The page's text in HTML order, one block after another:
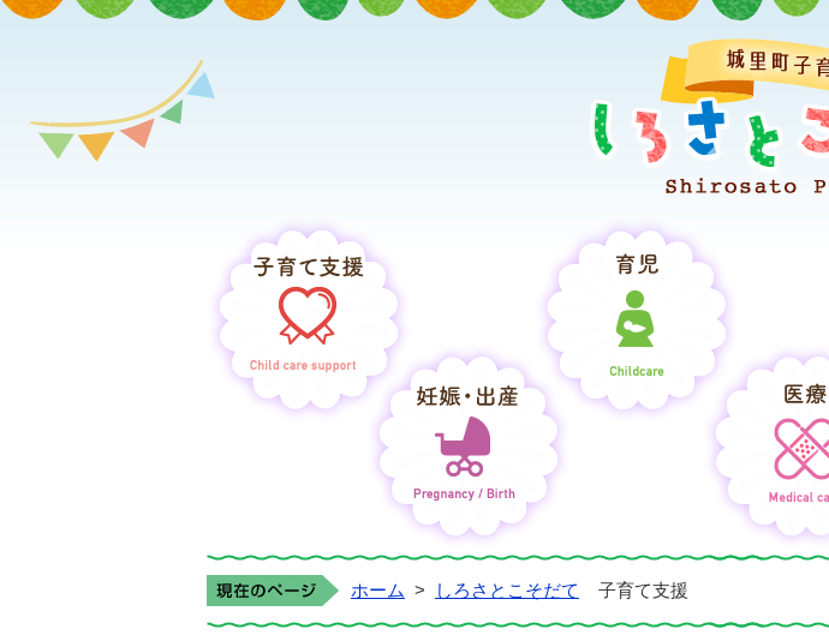
ホーム > しろさとこそだて 子育て支援